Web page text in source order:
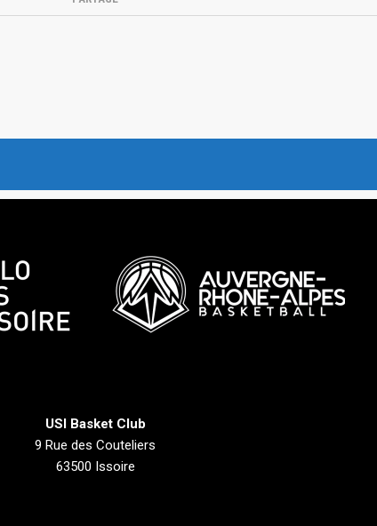
USI Basket Club
9 Rue des Couteliers
63500 Issoire